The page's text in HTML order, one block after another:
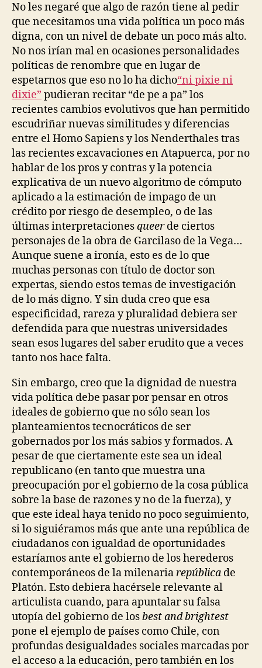
No les negaré que algo de razón tiene al pedir
que necesitamos una vida política un poco más
digna, con un nivel de debate un poco más alto.
No nos irían mal en ocasiones personalidades
políticas de renombre que en lugar de
espetarnos que eso no lo ha dicho“ni pixie ni
dixie” pudieran recitar “de pe a pa” los
recientes cambios evolutivos que han permitido
escudriñar nuevas similitudes y diferencias
entre el Homo Sapiens y los Nenderthales tras
las recientes excavaciones en Atapuerca, por no
hablar de los pros y contras y la potencia
explicativa de un nuevo algoritmo de cómputo
aplicado a la estimación de impago de un
crédito por riesgo de desempleo, o de las
últimas interpretacionesqueerde ciertos
personajes de la obra de Garcilaso de la Vega…
Aunque suene a ironía, esto es de lo que
muchas personas con título de doctor son
expertas, siendo estos temas de investigación
de lo más digno. Y sin duda creo que esa
especificidad, rareza y pluralidad debiera ser
defendida para que nuestras universidades
sean esos lugares del saber erudito que a veces
tanto nos hace falta.
Sin embargo, creo que la dignidad de nuestra
vida política debe pasar por pensar en otros
ideales de gobierno que no sólo sean los
planteamientos tecnocráticos de ser
gobernados por los más sabios y formados. A
pesar de que ciertamente este sea un ideal
republicano (en tanto que muestra una
preocupación por el gobierno de la cosa pública
sobre la base de razones y no de la fuerza), y
que este ideal haya tenido no poco seguimiento,
si lo siguiéramos más que ante una república de
ciudadanos con igualdad de oportunidades
estaríamos ante el gobierno de los herederos
contemporáneos de la milenariarepública de
Platón. Esto debiera hacérsele relevante al
articulista cuando, para apuntalar su falsa
utopía del gobierno de losbest and brightest
pone el ejemplo de países como Chile, con
profundas desigualdades sociales marcadas por
el acceso a la educación, pero también en los